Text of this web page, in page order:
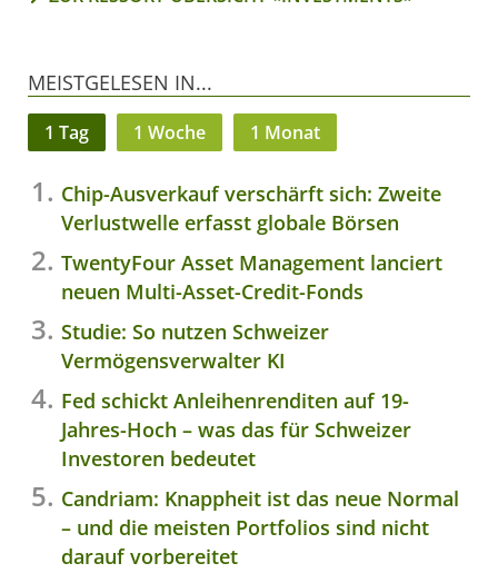
MEISTGELESEN IN...
1 Tag 1 Woche 1 Monat
Chip-Ausverkauf verschärft sich: Zweite
Verlustwelle erfasst globale Börsen
TwentyFour Asset Management lanciert
neuen Multi-Asset-Credit-Fonds
Studie: So nutzen Schweizer
Vermögensverwalter KI
Fed schickt Anleihenrenditen auf 19-
Jahres-Hoch – was das für Schweizer
Investoren bedeutet
Candriam: Knappheit ist das neue Normal
– und die meisten Portfolios sind nicht
darauf vorbereitet